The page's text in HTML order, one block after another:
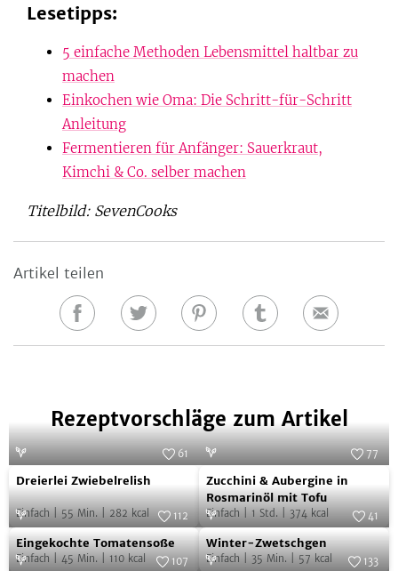
Lesetipps:
5 einfache Methoden Lebensmittel haltbar zu
machen
Einkochen wie Oma: Die Schritt-für-Schritt
Anleitung
Fermentieren für Anfänger: Sauerkraut,
Kimchi & Co. selber machen
Titelbild: SevenCooks
Artikel teilen
Auf
Auf
Auf
Auf
E-
Rezeptvorschläge zum Artikel
Dreierlei
Zwiebelrelish
Foto: SevenCooks
61
Dreierlei Zwiebelrelish
Einfach 55 Min. 282 kcal
Zucchini
&
Aubergine
in
Rosmarinöl
Foto: SevenCooks
77
Zucchini & Aubergine in
Rosmarinöl mit Tofu
Einfach 1 Std. 374 kcal
Eingekochte
Tomatensoße
Foto:SevenCooks
112
Eingekochte Tomatensoße
Einfach 45 Min. 110 kcal
Winter-
Zwetschgen
Foto:SevenCooks
41
Winter-Zwetschgen
Einfach 35 Min. 57 kcal
107 133